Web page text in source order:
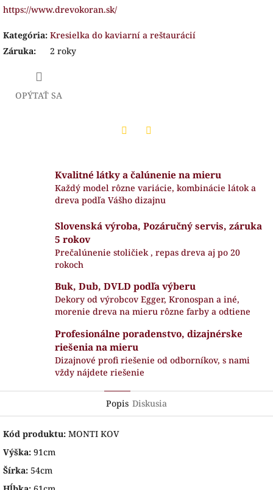
https://www.drevokoran.sk/
Kategória: Kresielka do kaviarní a reštaurácií
Záruka: 2 roky
OPÝTAŤ SA
Kvalitné látky a čalúnenie na mieru
Každý model rôzne variácie, kombinácie látok a
dreva podľa Vášho dizajnu
Slovenská výroba, Pozáručný servis, záruka
5 rokov
Prečalúnenie stoličiek , repas dreva aj po 20
rokoch
Buk, Dub, DVLD podľa výberu
Dekory od výrobcov Egger, Kronospan a iné,
morenie dreva na mieru rôzne farby a odtiene
Profesionálne poradenstvo, dizajnérske
riešenia na mieru
Dizajnové profi riešenie od odborníkov, s nami
vždy nájdete riešenie
Popis Diskusia
Kód produktu: MONTI KOV
Výška: 91cm
Šírka: 54cm